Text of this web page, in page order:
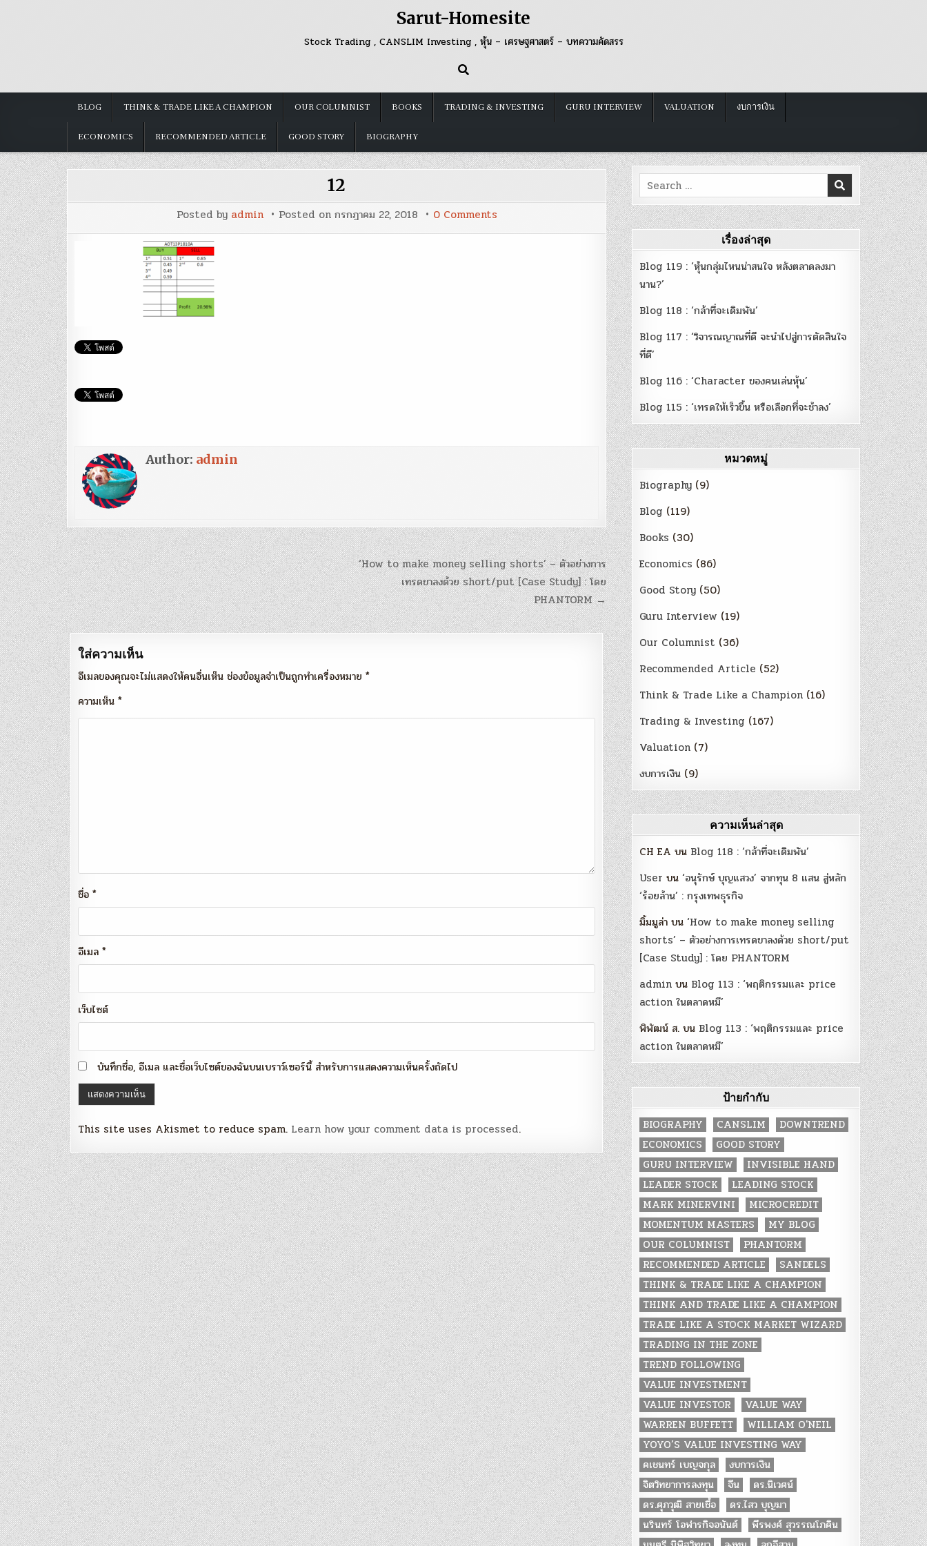
Sarut-Homesite
Stock Trading , CANSLIM Investing , หุ้น – เศรษฐศาสตร์ – บทความคัดสรร
BLOG THINK & TRADE LIKE A CHAMPION OUR COLUMNIST BOOKS TRADING & INVESTING GURU INTERVIEW VALUATION งบการเงิน
ECONOMICS RECOMMENDED ARTICLE GOOD STORY BIOGRAPHY
12
Posted by admin Posted on กรกฎาคม 22, 2018 0 Commentson
Author: admin
แนะแนว
เรื่อง
‘How to make money selling shorts’ – ตัวอย่างการ
เทรดขาลงด้วย short/put [Case Study] : โดย
PHANTORM →
ใส่ความเห็น
อีเมลของคุณจะไม่แสดงให้คนอื่นเห็น ช่องข้อมูลจำเป็นถูกทำเครื่องหมาย *
ความเห็น *
ชื่อ *
อีเมล *
เว็บไซต์
บันทึกชื่อ, อีเมล และชื่อเว็บไซต์ของฉันบนเบราว์เซอร์นี้ สำหรับการแสดงความเห็นครั้งถัดไป
This site uses Akismet to reduce spam. Learn how your comment data is processed.
Search
for:
เรื่องล่าสุด
Blog 119 : ‘หุ้นกลุ่มไหนน่าสนใจ หลังตลาดลงมา
นาน?’
Blog 118 : ‘กล้าที่จะเดิมพัน’
Blog 117 : ‘วิจารณญาณที่ดี จะนำไปสู่การตัดสินใจ
ที่ดี’
Blog 116 : ‘Character ของคนเล่นหุ้น’
Blog 115 : ‘เทรดให้เร็วขึ้น หรือเลือกที่จะช้าลง’
หมวดหมู่
Biography (9)
Blog (119)
Books (30)
Economics (86)
Good Story (50)
Guru Interview (19)
Our Columnist (36)
Recommended Article (52)
Think & Trade Like a Champion (16)
Trading & Investing (167)
Valuation (7)
งบการเงิน (9)
ความเห็นล่าสุด
CH EA บน Blog 118 : ‘กล้าที่จะเดิมพัน’
User บน‘อนุรักษ์ บุญแสวง’ จากทุน 8 แสน สู่หลัก
‘ร้อยล้าน’ : กรุงเทพธุรกิจ
มิ้มมูล่า บน‘How to make money selling
shorts’ – ตัวอย่างการเทรดขาลงด้วย short/put
[Case Study] : โดย PHANTORM
admin บน Blog 113 : ‘พฤติกรรมและ price
action ในตลาดหมี’
พิพัฒน์ ส. บน Blog 113 : ‘พฤติกรรมและ price
action ในตลาดหมี’
ป้ายกำกับ
BIOGRAPHY CANSLIM
DOWNTREND
ECONOMICS
GOOD STORY
GURU INTERVIEW
INVISIBLE HAND
LEADER STOCK
LEADING STOCK
MARK MINERVINI
MICROCREDIT
MOMENTUM MASTERS
MY BLOG
OUR COLUMNIST
PHANTORM
RECOMMENDED ARTICLE
SANDELS
THINK & TRADE LIKE A CHAMPION
THINK AND TRADE LIKE A CHAMPION
TRADE LIKE A STOCK MARKET WIZARD
TRADING IN THE ZONE
TREND FOLLOWING
VALUE INVESTMENT
VALUE INVESTOR
VALUE WAY
WARREN BUFFETT
WILLIAM O'NEIL
YOYO’S VALUE INVESTING WAY
คเชนทร์ เบญจกุล
งบการเงิน
จิตวิทยาการลงทุน
จีน
ดร.นิเวศน์
ดร.ศุภวุฒิ สายเชื้อ
ดร.ไสว บุญมา
นรินทร์ โอฬารกิจอนันต์
พีรพงศ์ สุวรรณโภคิน